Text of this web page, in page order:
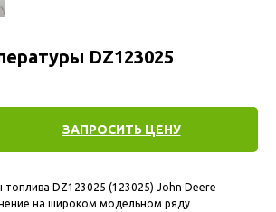
DZ123025
ЗАПРОСИТЬ ЦЕНУ
DZ123025 (123025) John Deere
на широком модельном ряду